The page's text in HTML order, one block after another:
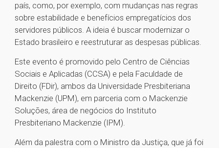
país, como, por exemplo, com mudanças nas regras
sobre estabilidade e benefícios empregatícios dos
servidores públicos. A ideia é buscar modernizar o
Estado brasileiro e reestruturar as despesas públicas.
Este evento é promovido pelo Centro de Ciências
Sociais e Aplicadas (CCSA) e pela Faculdade de
Direito (FDir), ambos da Universidade Presbiteriana
Mackenzie (UPM), em parceria com o Mackenzie
Soluções, área de negócios do Instituto
Presbiteriano Mackenzie (IPM).
Além da palestra com o Ministro da Justiça, que já foi